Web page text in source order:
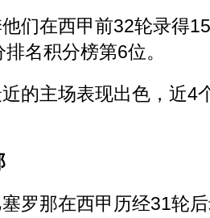
在西甲前32轮录得15
名积分榜第6位。
主场表现出色，近4
那在西甲历经31轮后